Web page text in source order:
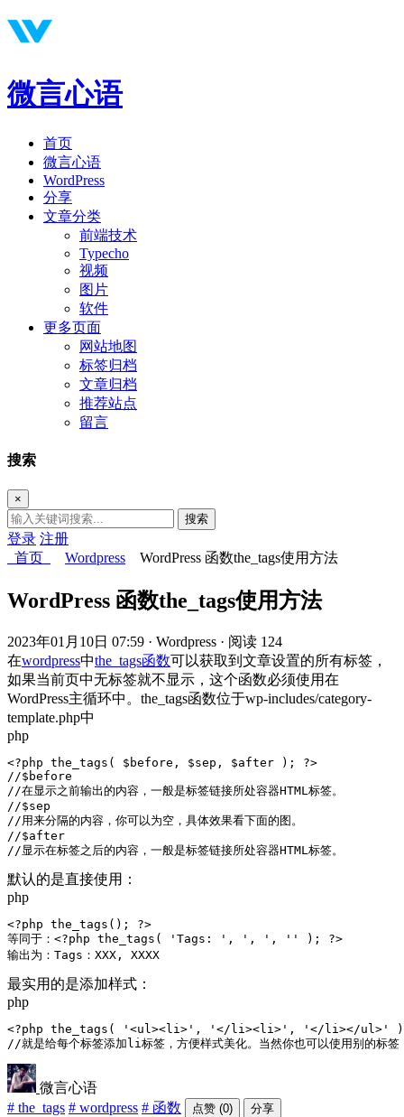
微言心语
首页
微言心语
WordPress
分享
文章分类
前端技术
Typecho
视频
图片
软件
更多页面
网站地图
标签归档
文章归档
推荐站点
留言
搜索
×
搜索
登录 注册
首页
Wordpress WordPress 函数the_tags使用方法
WordPress 函数the_tags使用方法
2023年01月10日 07:59 · Wordpress · 阅读 124
在wordpress中the_tags函数可以获取到文章设置的所有标签，
如果当前页中无标签就不显示，这个函数必须使用在
WordPress主循环中。the_tags函数位于wp-includes/category-
template.php中
php
<?php the_tags( $before, $sep, $after ); ?>
//$before
//在显示之前输出的内容，一般是标签链接所处容器HTML标签。
//$sep
//用来分隔的内容，你可以为空，具体效果看下面的图。
//$after
//显示在标签之后的内容，一般是标签链接所处容器HTML标签。
默认的是直接使用：
php
<?php the_tags(); ?>
等同于：<?php the_tags( 'Tags: ', ', ', '' ); ?>
输出为：Tags：XXX, XXXX
最实用的是添加样式：
php
<?php the_tags( '<ul><li>', '</li><li>', '</li></ul>'
//就是给每个标签添加li标签，方便样式美化。当然你也可以使用别的标签
微言心语
# the_tags # wordpress # 函数 点赞 (0) 分享